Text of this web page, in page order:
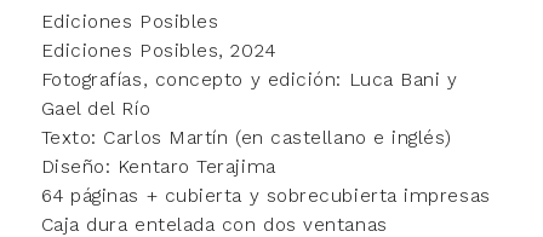
Ediciones Posibles
Ediciones Posibles, 2024
Fotografías, concepto y edición: Luca Bani y
Gael del Río
Texto: Carlos Martín (en castellano e inglés)
Diseño: Kentaro Terajima
64 páginas + cubierta y sobrecubierta impresas
Caja dura entelada con dos ventanas